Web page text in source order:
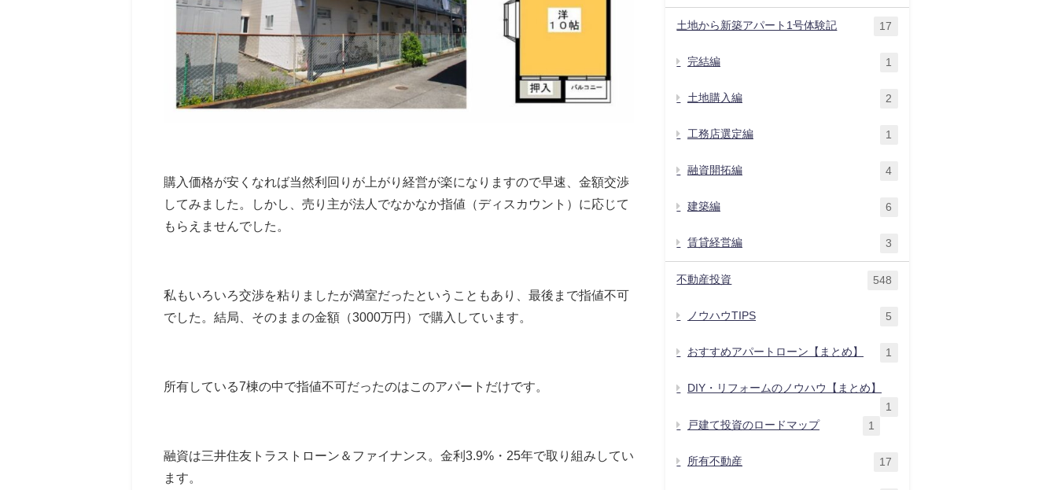
購入価格が安くなれば当然利回りが上がり経営が楽になりますので早速、金額交渉
してみました。しかし、売り主が法人でなかなか指値（ディスカウント）に応じて
もらえませんでした。
私もいろいろ交渉を粘りましたが満室だったということもあり、最後まで指値不可
でした。結局、そのままの金額（3000万円）で購入しています。
所有している7棟の中で指値不可だったのはこのアパートだけです。
融資は三井住友トラストローン＆ファイナンス。金利3.9%・25年で取り組みしてい
ます。
土地から新築アパート1号体験記 17
完結編 1
土地購入編 2
工務店選定編 1
融資開拓編 4
建築編 6
賃貸経営編 3
不動産投資 548
ノウハウTIPS 5
おすすめアパートローン【まとめ】 1
DIY・リフォームのノウハウ【まとめ】
1
戸建て投資のロードマップ
1
所有不動産 17